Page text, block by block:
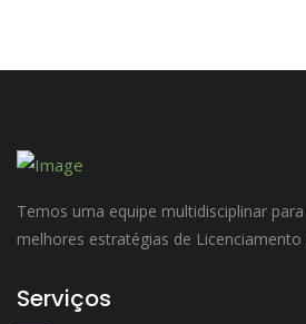
Temos uma equipe multidisciplinar
melhores estratégias de Licenciamento
Serviços